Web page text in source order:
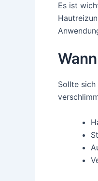
Es ist
Sollte